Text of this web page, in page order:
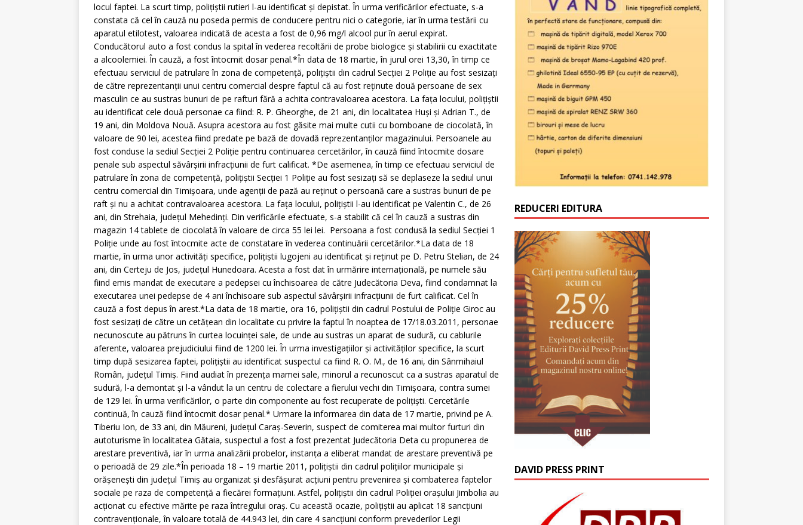
locul faptei. La scurt timp, poliţiştii rutieri l-au identificat şi depistat. În urma verificărilor efectuate, s-a
constata că cel în cauză nu poseda permis de conducere pentru nici o categorie, iar în urma testării cu
aparatul etilotest, valoarea indicată de acesta a fost de 0,96 mg/l alcool pur în aerul expirat.
Conducătorul auto a fost condus la spital în vederea recoltării de probe biologice şi stabilirii cu exactitate
a alcoolemiei. În cauză, a fost întocmit dosar penal.*În data de 18 martie, în jurul orei 13,30, în timp ce
efectuau serviciul de patrulare în zona de competenţă, poliţiştii din cadrul Secţiei 2 Poliţie au fost sesizaţi
de către reprezentanţii unui centru comercial despre faptul că au fost reţinute două persoane de sex
masculin ce au sustras bunuri de pe rafturi fără a achita contravaloarea acestora. La faţa locului, poliţiştii
au identificat cele două personae ca fiind: R. P. Gheorghe, de 21 ani, din localitatea Huşi şi Adrian T., de
19 ani, din Moldova Nouă. Asupra acestora au fost găsite mai multe cutii cu bomboane de ciocolată, în
valoare de 90 lei, acestea fiind predate pe bază de dovadă reprezentanţilor magazinului. Persoanele au
fost conduse la sediul Secţiei 2 Poliţie pentru continuarea cercetărilor, în cauză fiind întocmite dosare
penale sub aspectul săvârşirii infracţiunii de furt calificat. *De asemenea, în timp ce efectuau serviciul de
patrulare în zona de competenţă, poliţiştii Secţiei 1 Poliţie au fost sesizaţi să se deplaseze la sediul unui
centru comercial din Timişoara, unde agenţii de pază au reţinut o persoană care a sustras bunuri de pe
raft şi nu a achitat contravaloarea acestora. La faţa locului, poliţiştii l-au identificat pe Valentin C., de 26
ani, din Strehaia, judeţul Mehedinţi. Din verificările efectuate, s-a stabilit că cel în cauză a sustras din
magazin 14 tablete de ciocolată în valoare de circa 55 lei lei. Persoana a fost condusă la sediul Secţiei 1
Poliţie unde au fost întocmite acte de constatare în vederea continuării cercetărilor.*La data de 18
martie, în urma unor activităţi specifice, poliţiştii lugojeni au identificat şi reţinut pe D. Petru Stelian, de 24
ani, din Certeju de Jos, judeţul Hunedoara. Acesta a fost dat în urmărire internaţională, pe numele său
fiind emis mandat de executare a pedepsei cu închisoarea de către Judecătoria Deva, fiind condamnat la
executarea unei pedepse de 4 ani închisoare sub aspectul săvârşirii infracţiunii de furt calificat. Cel în
cauză a fost depus în arest.*La data de 18 martie, ora 16, poliţiştii din cadrul Postului de Poliţie Giroc au
fost sesizaţi de către un cetăţean din localitate cu privire la faptul în noaptea de 17/18.03.2011, personae
necunoscute au pătruns în curtea locuinţei sale, de unde au sustras un aparat de sudură, cu cablurile
aferente, valoarea prejudiciului fiind de 1200 lei. În urma investigaţiilor şi activităţilor specifice, la scurt
timp după sesizarea faptei, poliţiştii au identificat suspectul ca fiind R. O. M., de 16 ani, din Sânmihaiul
Român, judeţul Timiş. Fiind audiat în prezenţa mamei sale, minorul a recunoscut ca a sustras aparatul de
sudură, l-a demontat şi l-a vândut la un centru de colectare a fierului vechi din Timişoara, contra sumei
de 129 lei. În urma verificărilor, o parte din componente au fost recuperate de poliţişti. Cercetările
continuă, în cauză fiind întocmit dosar penal.* Urmare la informarea din data de 17 martie, privind pe A.
Tiberiu Ion, de 33 ani, din Măureni, judeţul Caraş-Severin, suspect de comiterea mai multor furturi din
autoturisme în localitatea Gătaia, suspectul a fost a fost prezentat Judecătoria Deta cu propunerea de
arestare preventivă, iar în urma analizării probelor, instanţa a eliberat mandat de arestare preventivă pe
o perioadă de 29 zile.*În perioada 18 – 19 martie 2011, poliţiştii din cadrul poliţiilor municipale şi
orăşeneşti din judeţul Timiş au organizat şi desfăşurat acţiuni pentru prevenirea şi combaterea faptelor
sociale pe raza de competenţă a fiecărei formaţiuni. Astfel, poliţiştii din cadrul Poliţiei oraşului Jimbolia au
acţionat cu efective mărite pe raza întregului oraş. Cu această ocazie, poliţiştii au aplicat 18 sancţiuni
contravenţionale, în valoare totală de 44.943 lei, din care 4 sancţiuni conform prevederilor Legii
REDUCERI EDITURA
DAVID PRESS PRINT